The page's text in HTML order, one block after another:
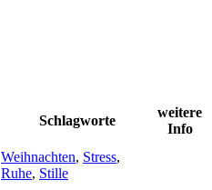
Schlagworte
weitere
Info
Weihnachten, Stress,
Ruhe, Stille